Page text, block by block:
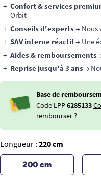
Confort & services
Orbit
Conseils d'experts→ Nous
SAV interne réactif→ Une
Aides & remboursements
Reprise jusqu'à 3 ans→
Base de
Code LPP6285133
rembourser ?
Longueur : 220 cm
200 cm